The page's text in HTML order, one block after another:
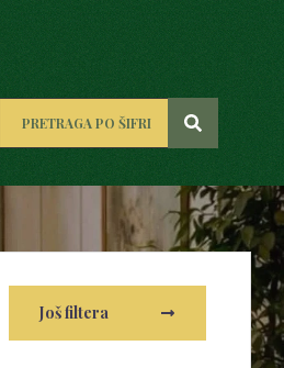
Još filtera